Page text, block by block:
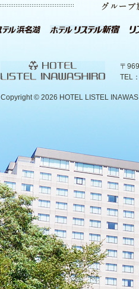
〒
TEL
Copyright © 2026 HOTEL LISTEL